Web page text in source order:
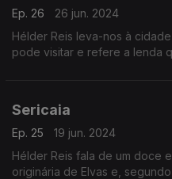
Ep. 26
26 jun. 2024
Hélder Reis leva-nos à
pode visitar e refere a lenda
Sericaia
Ep. 25
19 jun. 2024
Hélder Reis fala de um doce
originária de Elvas e,